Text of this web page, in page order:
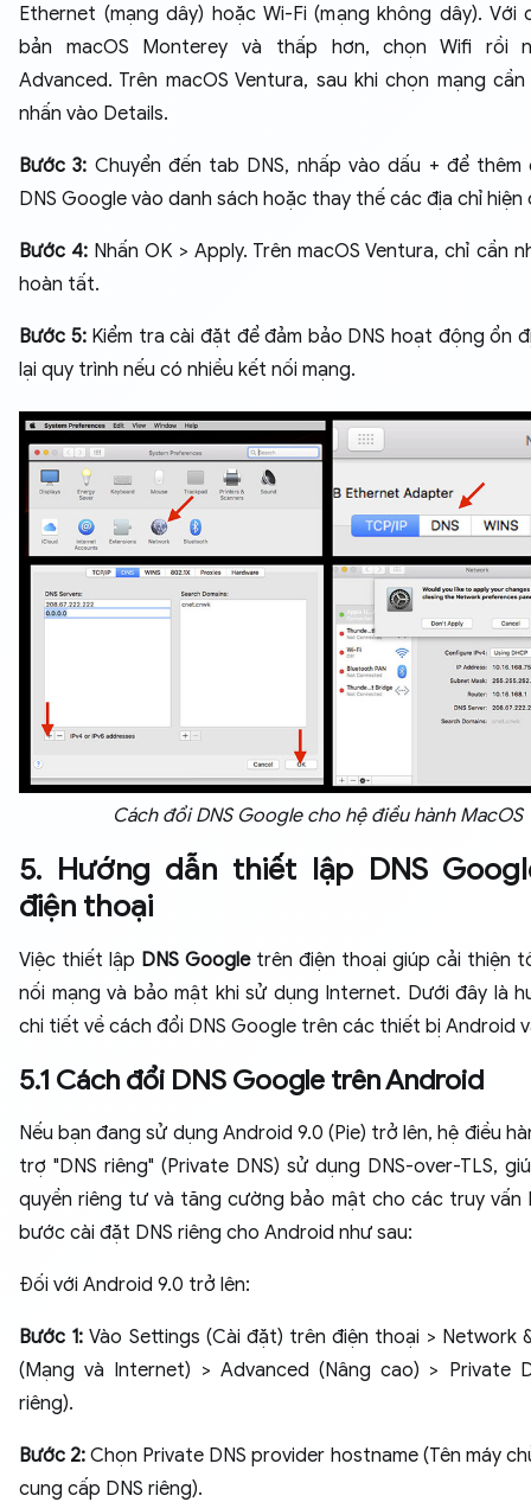
Ethernet (mạng dây) hoặc Wi-Fi (mạng không dây). Với
bản macOS Monterey và thấp hơn, chọn Wifi rồi
Advanced. Trên macOS Ventura, sau khi chọn mạng
nhấn vào Details.
Bước 3: Chuyển đến tab DNS, nhấp vào dấu + để thêm
DNS Google vào danh sách hoặc thay thế các địa chỉ hiện
Bước 4: Nhấn OK > Apply. Trên macOS Ventura, chỉ cần
hoàn tất.
Bước 5: Kiểm tra cài đặt để đảm bảo DNS hoạt động ổn
lại quy trình nếu có nhiều kết nối mạng.
Cách đổi DNS Google cho hệ điều hành MacOS
5. Hướng dẫn thiết lập DNS
điện thoại
Việc thiết lập DNS Googletrên điện thoại giúp cải thiện
nối mạng và bảo mật khi sử dụng Internet. Dưới đây là
chi tiết về cách đổi DNS Google trên các thiết bị Android
5.1 Cách đổi DNS Google trên Android
Nếu bạn đang sử dụng Android 9.0 (Pie) trở lên, hệ điều
trợ "DNS riêng" (Private DNS) sử dụng DNS-over-TLS,
quyền riêng tư và tăng cường bảo mật cho các truy vấn
bước cài đặt DNS riêng cho Android như sau:
Đối với Android 9.0 trở lên:
Bước 1:Vào Settings (Cài đặt) trên điện thoại > Network
(Mạng và Internet) > Advanced (Nâng cao) > Private
riêng).
Bước 2:Chọn Private DNS provider hostname (Tên máy
cung cấp DNS riêng).